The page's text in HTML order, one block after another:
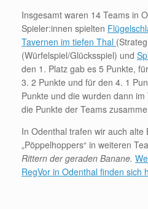
Insgesamt waren 14 Teams in
Spieler:innen spielten
Tavernen im tiefen Thal
(Würfelspiel/Glücksspiel) und
den 1. Platz gab es 5 Punkte,
3. 2 Punkte und für den 4. 1
Punkte und die wurden dann
die Punkte der Teams
In Odenthal trafen wir auch
„Pöppelhoppers“ in weiteren
Rittern der geraden Banane.
RegVor in Odenthal finden sich